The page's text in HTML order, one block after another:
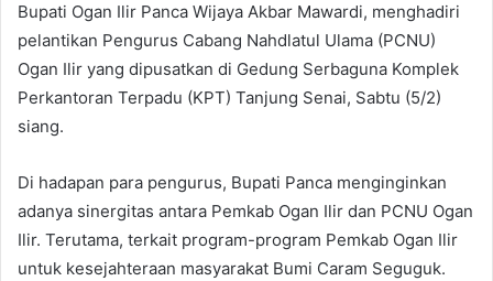
Bupati Ogan Ilir Panca Wijaya Akbar Mawardi, menghadiri
pelantikan Pengurus Cabang Nahdlatul Ulama (PCNU)
Ogan Ilir yang dipusatkan di Gedung Serbaguna Komplek
Perkantoran Terpadu (KPT) Tanjung Senai, Sabtu (5/2)
siang.
Di hadapan para pengurus, Bupati Panca menginginkan
adanya sinergitas antara Pemkab Ogan Ilir dan PCNU Ogan
Ilir. Terutama, terkait program-program Pemkab Ogan Ilir
untuk kesejahteraan masyarakat Bumi Caram Seguguk.